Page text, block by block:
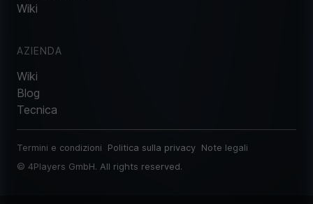
Wiki
AZIENDA
Wiki
Blog
Tecnica
© 4Players GmbH. All rights reserved.
Termini e condizioni Politica sulla privacy Note legali